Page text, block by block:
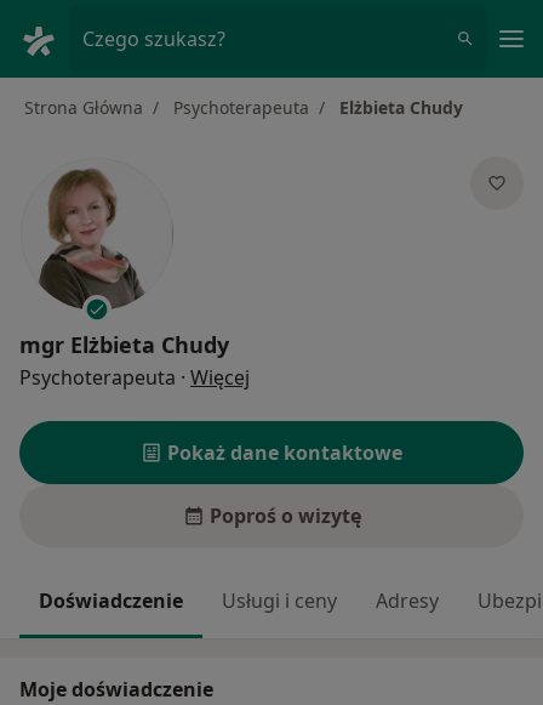
Czego szukasz?
Strona Główna Psychoterapeuta Elżbieta Chudy
mgr Elżbieta Chudy
Psychoterapeuta · Więcej
Pokaż dane kontaktowe
Poproś o wizytę
Doświadczenie Usługi i ceny Adresy
Moje doświadczenie